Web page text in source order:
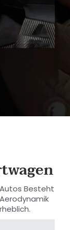
Besteht